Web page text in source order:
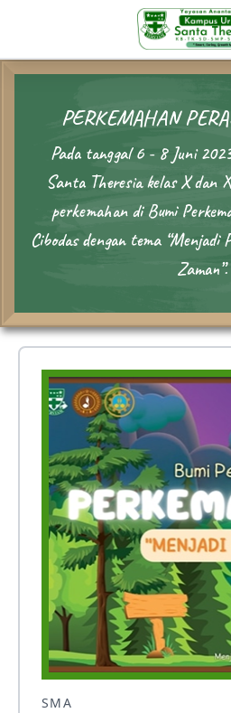
PERKEMAHAN
Pada tanggal 6 - 8 Juni
Santa Theresia kelas X dan
perkemahan di Bumi
Cibodas dengan tema “Menjadi
Zaman”.
SMA